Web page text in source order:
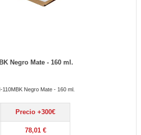
Negro Mate - 160 ml.
Negro Mate - 160 ml.
Precio +300€
78,01 €